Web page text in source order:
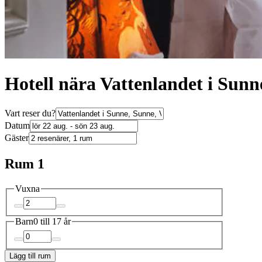
Hotell nära Vattenlandet i
Vart reser du?
Datum
Gäster
Rum 1
Vuxna
Barn0 till 17 år
Lägg till rum